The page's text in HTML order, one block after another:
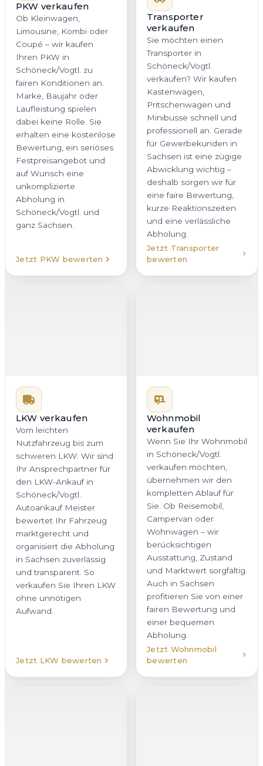
PKW verkaufen
Ob Kleinwagen,
Limousine, Kombi oder
Coupé – wir kaufen
Ihren PKW in
Schöneck/Vogtl. zu
fairen Konditionen an.
Marke, Baujahr oder
Laufleistung spielen
dabei keine Rolle. Sie
erhalten eine kostenlose
Bewertung, ein seriöses
Festpreisangebot und
auf Wunsch eine
unkomplizierte
Abholung in
Schöneck/Vogtl. und
ganz Sachsen.
Jetzt PKW bewerten
Transporter
verkaufen
Sie möchten einen
Transporter in
Schöneck/Vogtl.
verkaufen? Wir kaufen
Kastenwagen,
Pritschenwagen und
Minibusse schnell und
professionell an. Gerade
für Gewerbekunden in
Sachsen ist eine zügige
Abwicklung wichtig –
deshalb sorgen wir für
eine faire Bewertung,
kurze Reaktionszeiten
und eine verlässliche
Abholung.
Jetzt Transporter
bewerten
LKW verkaufen
Vom leichten
Nutzfahrzeug bis zum
schweren LKW: Wir sind
Ihr Ansprechpartner für
den LKW-Ankauf in
Schöneck/Vogtl..
Autoankauf Meister
bewertet Ihr Fahrzeug
marktgerecht und
organisiert die Abholung
in Sachsen zuverlässig
und transparent. So
verkaufen Sie Ihren LKW
ohne unnötigen
Aufwand.
Jetzt LKW bewerten
Wohnmobil
verkaufen
Wenn Sie Ihr Wohnmobil
in Schöneck/Vogtl.
verkaufen möchten,
übernehmen wir den
kompletten Ablauf für
Sie. Ob Reisemobil,
Campervan oder
Wohnwagen – wir
berücksichtigen
Ausstattung, Zustand
und Marktwert sorgfältig.
Auch in Sachsen
profitieren Sie von einer
fairen Bewertung und
einer bequemen
Abholung.
Jetzt Wohnmobil
bewerten